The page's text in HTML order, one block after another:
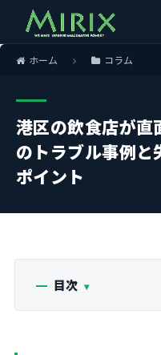
ホーム コラム
港区の飲食店が直
のトラブル事例
ポイント
目次